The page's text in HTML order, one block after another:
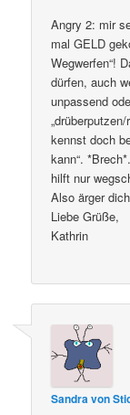
Angry 2: mir
mal GELD
Wegwerfen“!
dürfen, auch
unpassend
kennst doch
kann“.
hilft nur
Also ärger
Liebe Grüße,
Kathrin
Sandra von